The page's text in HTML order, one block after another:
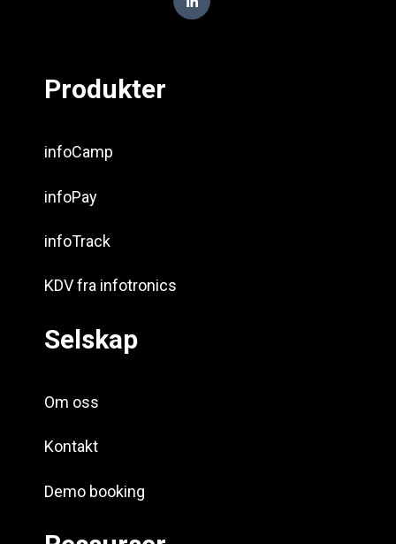
Produkter
infoCamp
infoPay
infoTrack
KDV fra infotronics
Selskap
Om oss
Kontakt
Demo booking